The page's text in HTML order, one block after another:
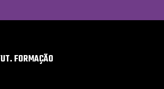
FORMAÇÃO